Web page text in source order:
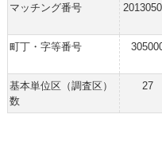
マッチング番号
町丁・字等番号
基本単位区（調査区）
数
27